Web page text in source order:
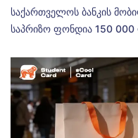
საქართველოს ბანკის
საპრიზო ფონდია 150